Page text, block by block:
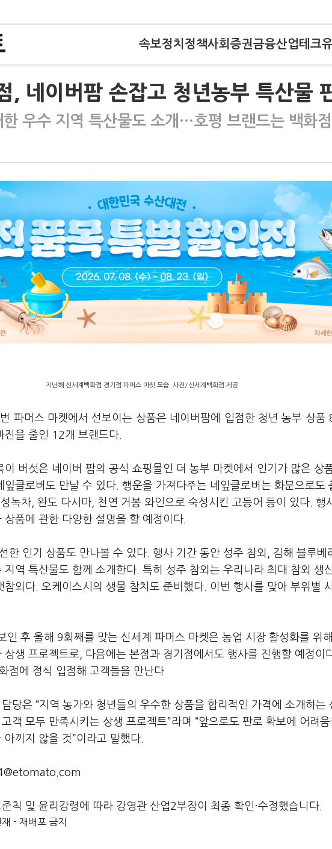
속보정치 정책사회 증권금융산업테크
, 네이버팜 손잡고 청년농부 특산물
한 우수 지역 특산물도 소개…호평 브랜드는 백화
지난해 신세계백화점 경기점 파머스 마켓 모습. 사진/신세계백화점 제공
파머스 마켓에서 선보이는 상품은 네이버팜에 입점한 청년 농부 상품
진을 줄인 12개 브랜드다.
이 버섯은 네이버 팜의 공식 쇼핑몰인 더 농부 마켓에서 인기가 많은 상
잎클로버도 만날 수 있다. 행운을 가져다주는 네잎클로버는 화분으로도
녹차, 완도 다시마, 천연 거봉 와인으로 숙성시킨 고등어 등이 있다. 행
품에 관한 다양한 설명을 할 예정이다.
한 인기 상품도 만나볼 수 있다. 행사 기간 동안 성주 참외, 김해 블루베
지역 특산물도 함께 소개한다. 특히 성주 참외는 우리나라 최대 참외 생
참외다. 오케이스시의 생물 참치도 준비했다. 이번 행사를 맞아 부위별
후 올해 9회째를 맞는 신세계 파머스 마켓은 농업 시장 활성화를 위
상생 프로젝트로, 다음에는 본점과 경기점에서도 행사를 진행할 예정이
점에 정식 입점해 고객들을 만난다
당은 “지역 농가와 청년들의 우수한 상품을 합리적인 가격에 소개하는
객 모두 만족시키는 상생 프로젝트”라며 “앞으로도 판로 확보에 어려
끼지 않을 것”이라고 말했다.
칙 및 윤리강령에 따라 강영관 산업2부장이 최종 확인·수정했습니다.
- 재배포 금지